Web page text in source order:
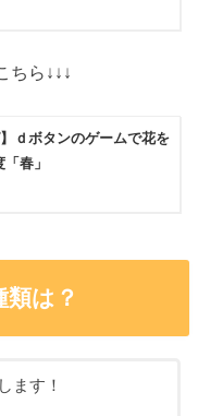
ちら↓↓↓
】ｄボタンのゲームで花を
春」
は？
ます！